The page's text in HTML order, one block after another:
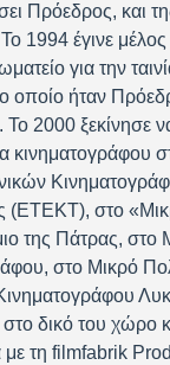
Πρόεδρος, και
1994 έγινε μέλος
για την
οποίο ήταν
Το 2000 ξεκίνησε
κινηματογράφου
(ΕΤΕΚΤ), στο
της Πάτρας, στο
στο Μικρό
δικό του χώρο
με τη filmfabrik